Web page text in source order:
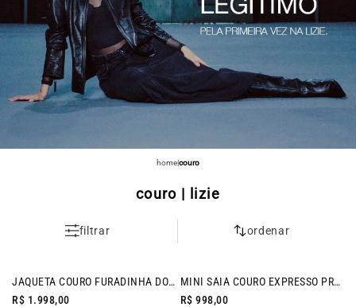
home|couro
couro | lizie
filtrar ordenar
JAQUETA COURO FURADINHA DOLCE PRETO
R$ 1.998,00
MINI SAIA COURO EXPRESSO PRETO
R$ 998,00